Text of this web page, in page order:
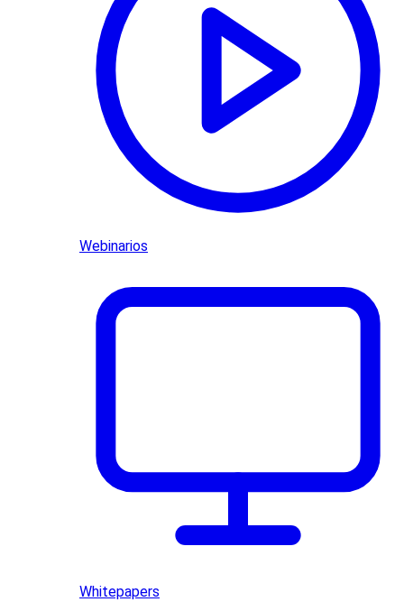
Webinarios
Whitepapers